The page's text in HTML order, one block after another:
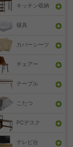
キッチン収納
寝具
カバーシーツ
チェアー
テーブル
こたつ
PCデスク
テレビ台